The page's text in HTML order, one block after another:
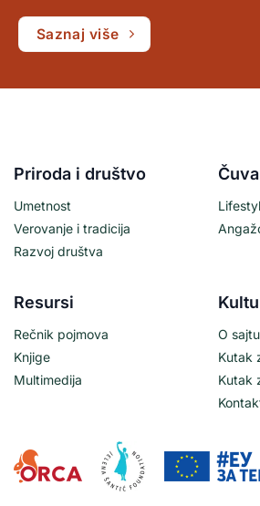
Saznaj više
Priroda i društvo
Umetnost
Verovanje i tradicija
Razvoj društva
Resursi
Rečnik pojmova
Knjige
Multimedija
O sajtu
Kutak
Kutak